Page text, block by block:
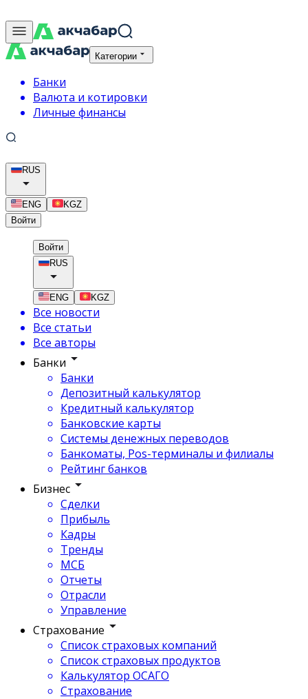
Категории
Банки
Валюта и котировки
Личные финансы
RUS
ENG
KGZ
Войти
Войти
RUS
ENG KGZ
Все новости
Все статьи
Все авторы
Банки
Банки
Депозитный калькулятор
Кредитный калькулятор
Банковские карты
Системы денежных переводов
Банкоматы, Pos-терминалы и филиалы
Рейтинг банков
Бизнес
Сделки
Прибыль
Кадры
Тренды
МСБ
Отчеты
Отрасли
Управление
Страхование
Список страховых компаний
Список страховых продуктов
Калькулятор ОСАГО
Страхование